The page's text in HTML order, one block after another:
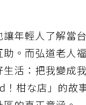
年輕人了解當
。而弘道老人
活：把我變成
！柑な店」的